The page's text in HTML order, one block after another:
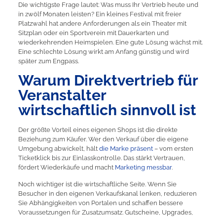
Die wichtigste Frage lautet: Was muss Ihr Vertrieb heute und
in zwölf Monaten leisten? Ein kleines Festival mit freier
Platzwahl hat andere Anforderungen als ein Theater mit
Sitzplan oder ein Sportverein mit Dauerkarten und
wiederkehrenden Heimspielen. Eine gute Lösung wächst mit.
Eine schlechte Lösung wirkt am Anfang günstig und wird
später zum Engpass.
Warum Direktvertrieb für
Veranstalter
wirtschaftlich sinnvoll ist
Der größte Vorteil eines eigenen Shops ist die direkte
Beziehung zum Käufer. Wer den Verkauf über die eigene
Umgebung abwickelt, hält die Marke präsent– vom ersten
Ticketklick bis zur Einlasskontrolle. Das stärkt Vertrauen,
fördert Wiederkäufe und macht Marketing messbar.
Noch wichtiger ist die wirtschaftliche Seite. Wenn Sie
Besucher in den eigenen Verkaufskanal lenken, reduzieren
Sie Abhängigkeiten von Portalen und schaffen bessere
Voraussetzungen für Zusatzumsatz. Gutscheine, Upgrades,